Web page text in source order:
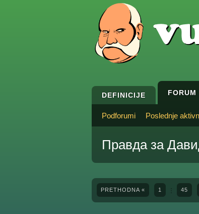
DEFINICIJE FORUM
Podforumi Poslednje
Правда за
PRETHODNA « 1 45